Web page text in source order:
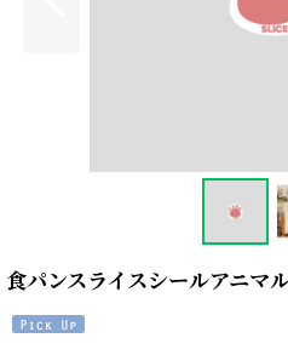
食パンスライスシールアニマ